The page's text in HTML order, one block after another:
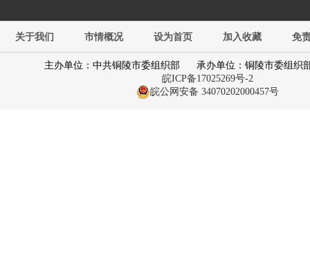
关于我们 市情概况 设为首页 加入收藏 免
主办单位：中共铜陵市委组织部
承办单位：铜陵市委组织
皖ICP备17025269号-2
皖公网安备 34070202000457号